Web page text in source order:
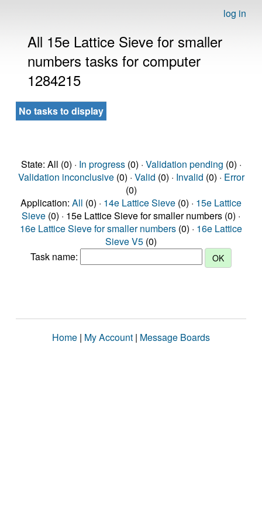
log in
All 15e Lattice Sieve for smaller
numbers tasks for computer
1284215
No tasks to display
State: All (0) · In progress(0) · Validation pending (0) ·
Validation inconclusive(0) · Valid (0) · Invalid (0) · Error
(0)
Application: All (0) · 14e Lattice Sieve (0) · 15e Lattice
Sieve (0) · 15e Lattice Sieve for smaller numbers (0) ·
16e Lattice Sieve for smaller numbers (0) · 16e Lattice
Sieve V5 (0)
Task name:
Home | My Account | Message Boards